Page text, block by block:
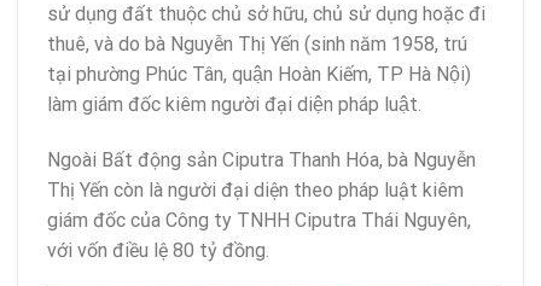
sử dụng đất thuộc chủ sở hữu, chủ sử dụng hoặc đi
thuê, và do bà Nguyễn Thị Yến (sinh năm 1958, trú
tại phường Phúc Tân, quận Hoàn Kiếm, TP Hà Nội)
làm giám đốc kiêm người đại diện pháp luật.
Ngoài Bất động sản Ciputra Thanh Hóa, bà Nguyễn
Thị Yến còn là người đại diện theo pháp luật kiêm
giám đốc của Công ty TNHH Ciputra Thái Nguyên,
với vốn điều lệ 80 tỷ đồng.